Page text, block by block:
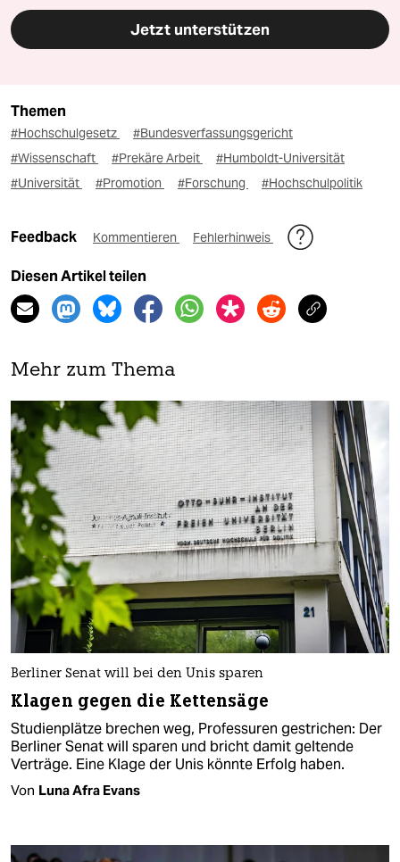
Jetzt unterstützen
Themen
#Hochschulgesetz
#Bundesverfassungsgericht
#Wissenschaft
#Prekäre Arbeit
#Humboldt-Universität
#Universität
#Promotion #Forschung #Hochschulpolitik
Feedback Kommentieren Fehlerhinweis
Diesen Artikel teilen
Mehr zum Thema
Berliner Senat will bei den Unis sparen
Klagen gegen die Kettensäge
Studienplätze brechen weg, Professuren gestrichen: Der
Berliner Senat will sparen und bricht damit geltende
Verträge. Eine Klage der Unis könnte Erfolg haben.
Von Luna Afra Evans